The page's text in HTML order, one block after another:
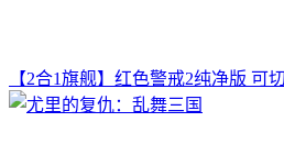
【2合1旗舰】红色警戒2纯净版 可